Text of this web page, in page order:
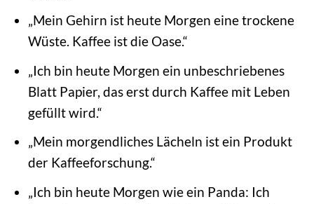
„Mein Gehirn ist heute Morgen eine trockene
Wüste. Kaffee ist die Oase.“
„Ich bin heute Morgen ein unbeschriebenes
Blatt Papier, das erst durch Kaffee mit Leben
gefüllt wird.“
„Mein morgendliches Lächeln ist ein Produkt
der Kaffeeforschung.“
„Ich bin heute Morgen wie ein Panda: Ich